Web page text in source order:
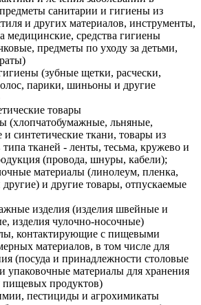
санитарии и гигиены из
и других материалов, инструменты,
медицинские, средства гигиены
предметы по уходу за детьми,
(зубные щетки, расчески,
парики, шиньоны и другие
товары
(хлопчатобумажные, льняные,
синтетические ткани, товары из
тканей - ленты, тесьма, кружево и
(провода, шнуры, кабели);
материалы (линолеум, пленка,
и другие товары, отпускаемые
изделия (изделия швейные и
изделия чулочно-носочные)
контактирующие с пищевыми
материалов, в том числе для
(посуда и принадлежности столовые
упаковочные материалы для хранения
пищевых продуктов)
пестициды и агрохимикаты